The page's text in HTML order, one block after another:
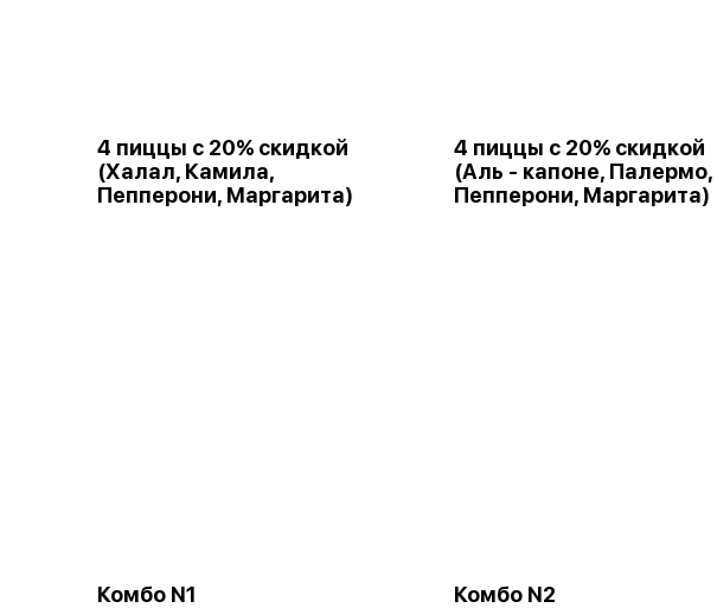
4 пиццы с 20% скидкой
(Халал, Камила,
Пепперони, Маргарита)
4 пиццы с 20% скидкой
(Аль - капоне, Палермо,
Пепперони, Маргарита)
Комбо N1 Комбо N2